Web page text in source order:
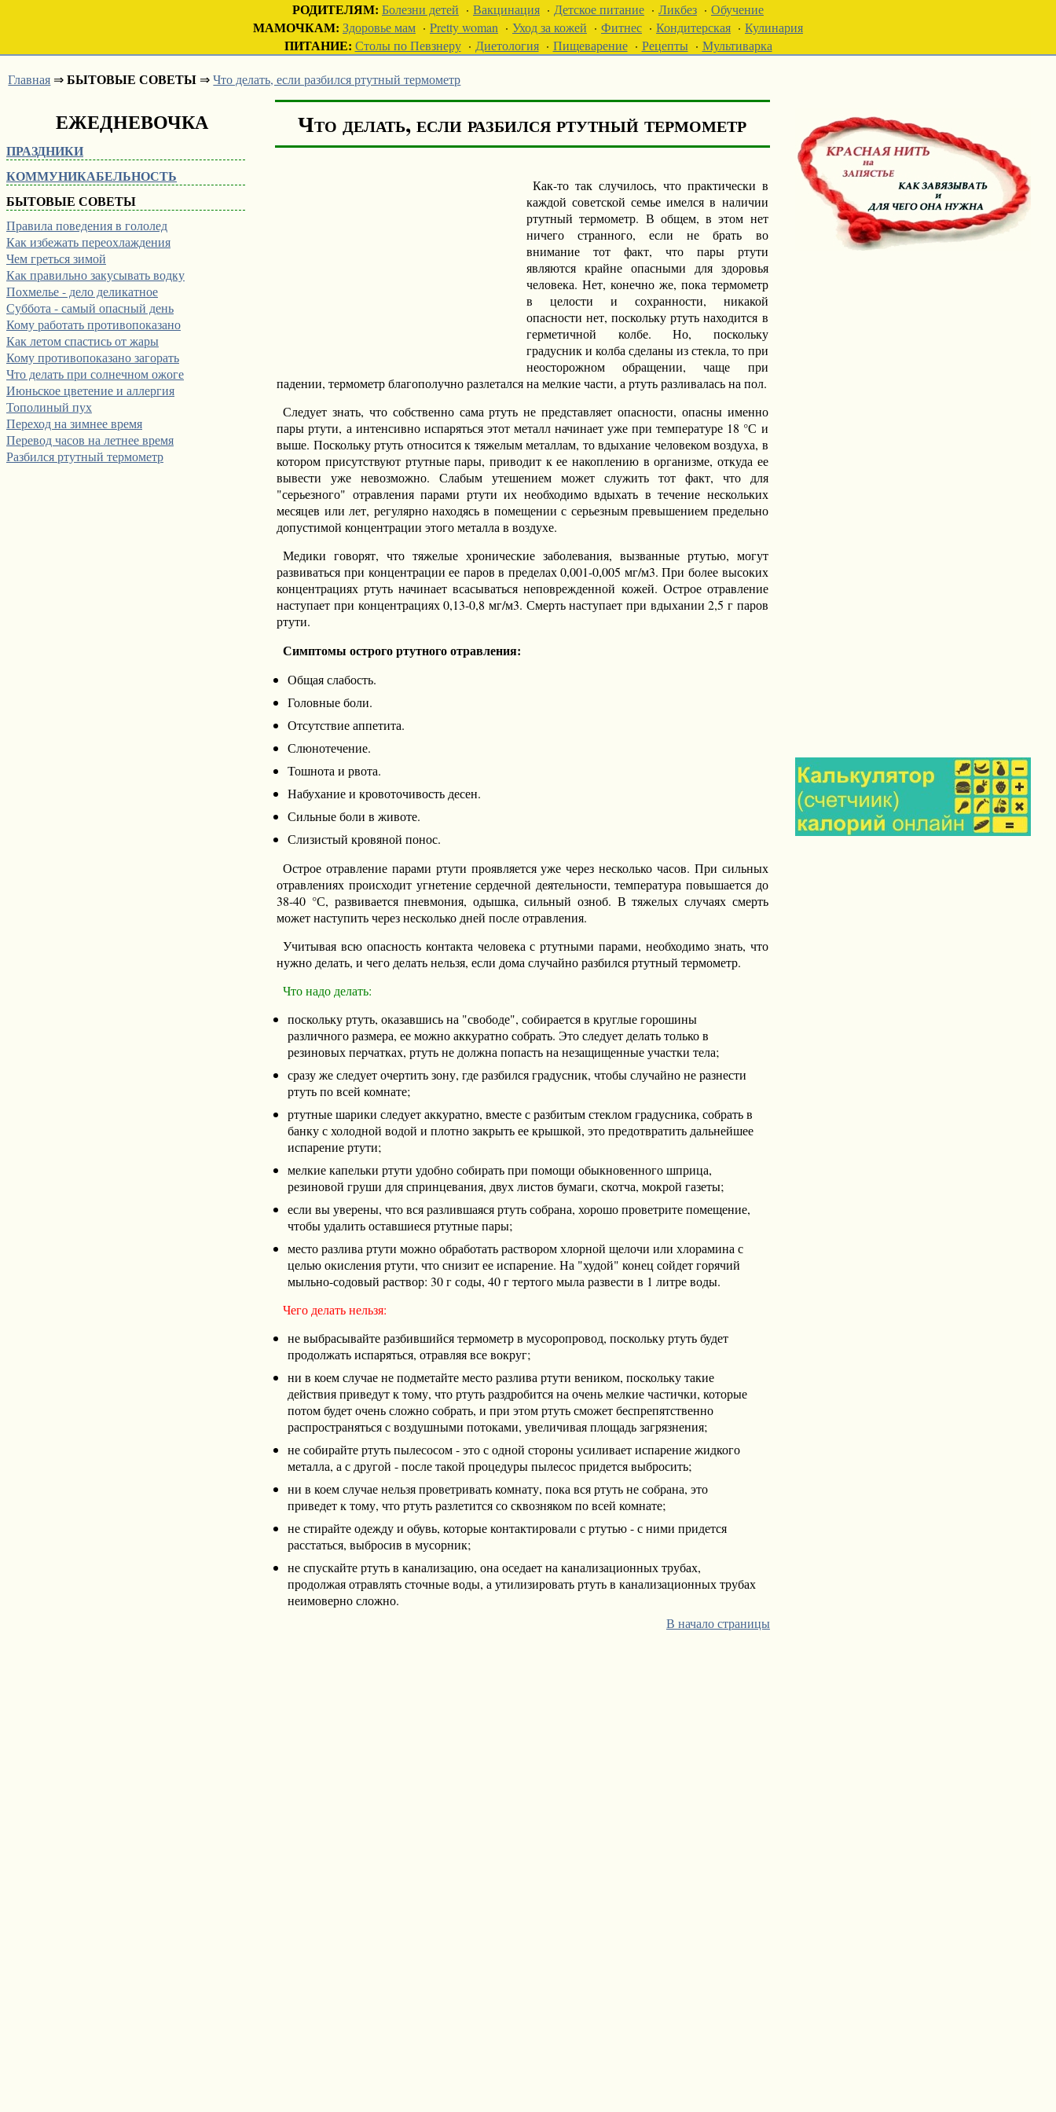
РОДИТЕЛЯМ: Болезни детей · Вакцинация · Детское питание · Ликбез · Обучение
МАМОЧКАМ: Здоровье мам · Pretty woman · Уход за кожей · Фитнес · Кондитерская · Кулинария
ПИТАНИЕ: Столы по Певзнеру· Диетология· Пищеварение· Рецепты· Мультиварка
Главная ⇒БЫТОВЫЕ СОВЕТЫ ⇒Что делать, если разбился ртутный термометр
ЕЖЕДНЕВОЧКА
ПРАЗДНИКИ
КОММУНИКАБЕЛЬНОСТЬ
БЫТОВЫЕ СОВЕТЫ
Правила поведения в гололед
Как избежать переохлаждения
Чем греться зимой
Как правильно закусывать водку
Похмелье - дело деликатное
Суббота - самый опасный день
Кому работать противопоказано
Как летом спастись от жары
Кому противопоказано загорать
Что делать при солнечном ожоге
Июньское цветение и аллергия
Тополиный пух
Переход на зимнее время
Перевод часов на летнее время
Разбился ртутный термометр
Что делать, если разбился ртутный термометр
Как-то так случилось, что практически в
каждой советской семье имелся в наличии
ртутный термометр. В общем, в этом нет
ничего странного, если не брать во
внимание тот факт, что пары ртути
являются крайне опасными для здоровья
человека. Нет, конечно же, пока термометр
в целости и сохранности, никакой
опасности нет, поскольку ртуть находится в
герметичной колбе. Но, поскольку
градусник и колба сделаны из стекла, то при
неосторожном обращении, чаще при
падении, термометр благополучно разлетался на мелкие части, а ртуть разливалась на пол.
Следует знать, что собственно сама ртуть не представляет опасности, опасны именно
пары ртути, а интенсивно испаряться этот металл начинает уже при температуре 18 °С и
выше. Поскольку ртуть относится к тяжелым металлам, то вдыхание человеком воздуха, в
котором присутствуют ртутные пары, приводит к ее накоплению в организме, откуда ее
вывести уже невозможно. Слабым утешением может служить тот факт, что для
"серьезного" отравления парами ртути их необходимо вдыхать в течение нескольких
месяцев или лет, регулярно находясь в помещении с серьезным превышением предельно
допустимой концентрации этого металла в воздухе.
Медики говорят, что тяжелые хронические заболевания, вызванные ртутью, могут
развиваться при концентрации ее паров в пределах 0,001-0,005 мг/м3. При более высоких
концентрациях ртуть начинает всасываться неповрежденной кожей. Острое отравление
наступает при концентрациях 0,13-0,8 мг/м3. Смерть наступает при вдыхании 2,5 г паров
ртути.
Симптомы острого ртутного отравления:
Общая слабость.
Головные боли.
Отсутствие аппетита.
Слюнотечение.
Тошнота и рвота.
Набухание и кровоточивость десен.
Сильные боли в животе.
Слизистый кровяной понос.
Острое отравление парами ртути проявляется уже через несколько часов. При сильных
отравлениях происходит угнетение сердечной деятельности, температура повышается до
38-40 °С, развивается пневмония, одышка, сильный озноб. В тяжелых случаях смерть
может наступить через несколько дней после отравления.
Учитывая всю опасность контакта человека с ртутными парами, необходимо знать, что
нужно делать, и чего делать нельзя, если дома случайно разбился ртутный термометр.
Что надо делать:
поскольку ртуть, оказавшись на "свободе", собирается в круглые горошины
различного размера, ее можно аккуратно собрать. Это следует делать только в
резиновых перчатках, ртуть не должна попасть на незащищенные участки тела;
сразу же следует очертить зону, где разбился градусник, чтобы случайно не разнести
ртуть по всей комнате;
ртутные шарики следует аккуратно, вместе с разбитым стеклом градусника, собрать в
банку с холодной водой и плотно закрыть ее крышкой, это предотвратить дальнейшее
испарение ртути;
мелкие капельки ртути удобно собирать при помощи обыкновенного шприца,
резиновой груши для спринцевания, двух листов бумаги, скотча, мокрой газеты;
если вы уверены, что вся разлившаяся ртуть собрана, хорошо проветрите помещение,
чтобы удалить оставшиеся ртутные пары;
место разлива ртути можно обработать раствором хлорной щелочи или хлорамина с
целью окисления ртути, что снизит ее испарение. На "худой" конец сойдет горячий
мыльно-содовый раствор: 30 г соды, 40 г тертого мыла развести в 1 литре воды.
Чего делать нельзя:
не выбрасывайте разбившийся термометр в мусоропровод, поскольку ртуть будет
продолжать испаряться, отравляя все вокруг;
ни в коем случае не подметайте место разлива ртути веником, поскольку такие
действия приведут к тому, что ртуть раздробится на очень мелкие частички, которые
потом будет очень сложно собрать, и при этом ртуть сможет беспрепятственно
распространяться с воздушными потоками, увеличивая площадь загрязнения;
не собирайте ртуть пылесосом - это с одной стороны усиливает испарение жидкого
металла, а с другой - после такой процедуры пылесос придется выбросить;
ни в коем случае нельзя проветривать комнату, пока вся ртуть не собрана, это
приведет к тому, что ртуть разлетится со сквозняком по всей комнате;
не стирайте одежду и обувь, которые контактировали с ртутью - с ними придется
расстаться, выбросив в мусорник;
не спускайте ртуть в канализацию, она оседает на канализационных трубах,
продолжая отравлять сточные воды, а утилизировать ртуть в канализационных трубах
неимоверно сложно.
В начало страницы